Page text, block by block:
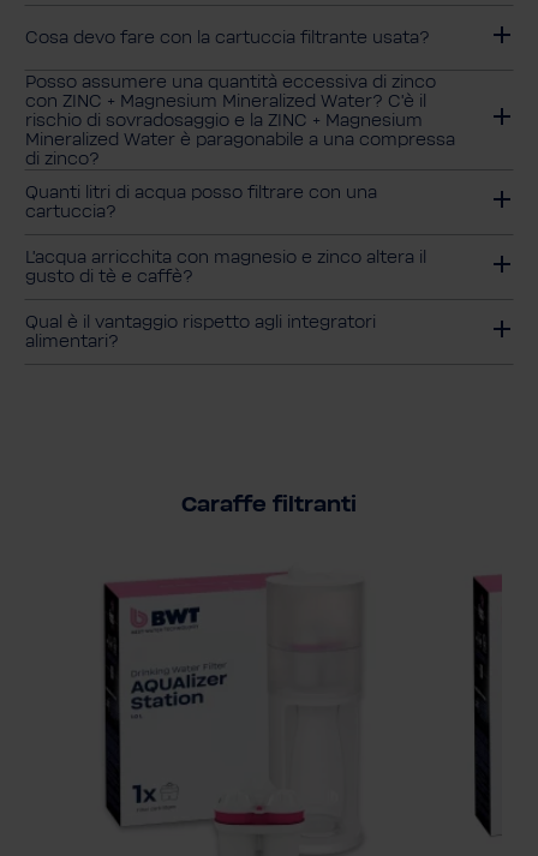
Cosa devo fare con la cartuccia filtrante usata?
Posso assumere una quantità eccessiva di zinco
con ZINC + Magnesium Mineralized Water? C'è il
rischio di sovradosaggio e la ZINC + Magnesium
Mineralized Water è paragonabile a una compressa
di zinco?
Quanti litri di acqua posso filtrare con una
cartuccia?
L'acqua arricchita con magnesio e zinco altera il
gusto di tè e caffè?
Qual è il vantaggio rispetto agli integratori
alimentari?
Caraffe filtranti